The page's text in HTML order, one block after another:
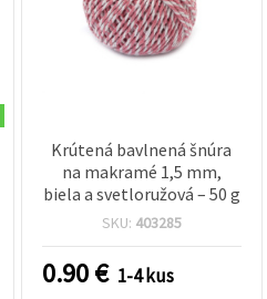
Krútená bavlnená šnúra
na makramé 1,5 mm,
biela a svetloružová – 50 g
SKU: 403285
0.90€ 1-4 kus